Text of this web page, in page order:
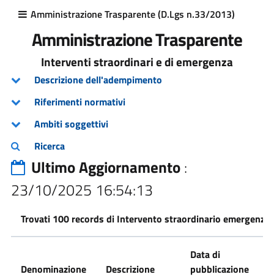
Amministrazione Trasparente (D.Lgs n.33/2013)
Amministrazione Trasparente
Interventi straordinari e di emergenza
Descrizione dell'adempimento
Riferimenti normativi
Ambiti soggettivi
Ricerca
Ultimo Aggiornamento:
23/10/2025 16:54:13
Trovati 100 records di Intervento straordinario emergenza
Denominazione Descrizione
Data di
pubblicazione